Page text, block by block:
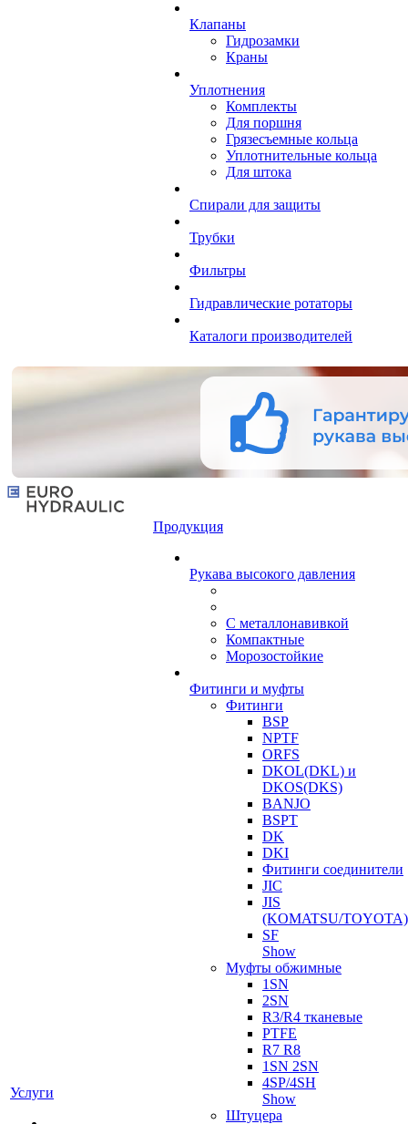
Клапаны
Гидрозамки
Краны
Уплотнения
Комплекты
Для поршня
Грязесъемные кольца
Уплотнительные кольца
Для штока
Спирали для защиты
Трубки
Фильтры
Гидравлические ротаторы
Каталоги производителей
Услуги
Продукция
Рукава высокого давления
С металлонавивкой
Компактные
Морозостойкие
Фитинги и муфты
Фитинги
BSP
NPTF
ORFS
DKOL(DKL) и
DKOS(DKS)
BANJO
BSPT
DK
DKI
Фитинги соединители
JIC
JIS
(KOMATSU/TOYOTA)
SF
Show
Муфты обжимные
1SN
2SN
R3/R4 тканевые
PTFE
R7 R8
1SN 2SN
4SP/4SH
Show
Штуцера